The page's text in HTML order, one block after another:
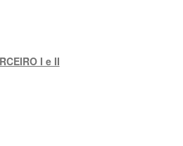
I e II